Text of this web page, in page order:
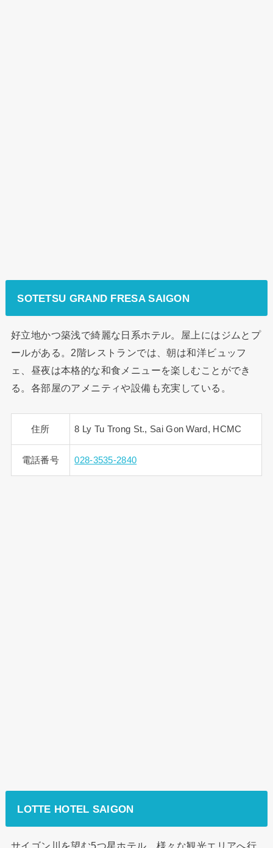
SOTETSU GRAND FRESA SAIGON
好立地かつ築浅で綺麗な日系ホテル。屋上にはジムとプ
ールがある。2階レストランでは、朝は和洋ビュッフ
ェ、昼夜は本格的な和食メニューを楽しむことができ
る。各部屋のアメニティや設備も充実している。
住所 8 Ly Tu Trong St., Sai Gon Ward, HCMC
電話番号 028-3535-2840
LOTTE HOTEL SAIGON
サイゴン川を望む5つ星ホテル。様々な観光エリアへ行